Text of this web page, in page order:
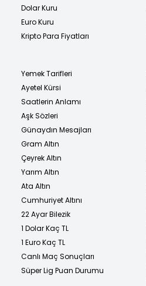
Dolar Kuru
Euro Kuru
Kripto Para Fiyatları
Yemek Tarifleri
Ayetel Kürsi
Saatlerin Anlamı
Aşk Sözleri
Günaydın Mesajları
Gram Altın
Çeyrek Altın
Yarım Altın
Ata Altın
Cumhuriyet Altını
22 Ayar Bilezik
1 Dolar Kaç TL
1 Euro Kaç TL
Canlı Maç Sonuçları
Süper Lig Puan Durumu